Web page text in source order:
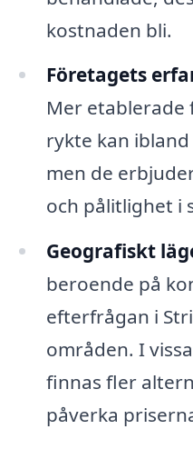
kostnaden bli.
Företagets
Mer
rykte kan
men de
och pålitlighet i
Geografiskt
beroende på
efterfrågan i
områden. I
finnas fler
påverka